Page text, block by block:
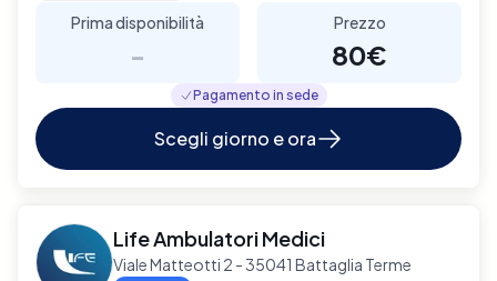
Prima disponibilità
-
Prezzo
80€
Pagamento in sede
Scegli giorno e ora
Life Ambulatori Medici
Viale Matteotti 2 - 35041 Battaglia Terme